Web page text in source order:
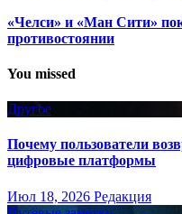
«Челси» и «Ман Сити»
противостоянии
You missed
Другое
Почему пользователи
цифровые платформы
Июл 18, 2026 Редакция